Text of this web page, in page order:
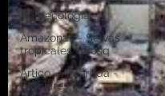
Agroecología
Amazonas - Selvas
tropicales - Bosq
Artico - Antártida -
Glaciares